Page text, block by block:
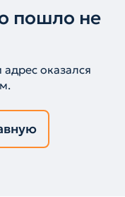
пошло не
оказался